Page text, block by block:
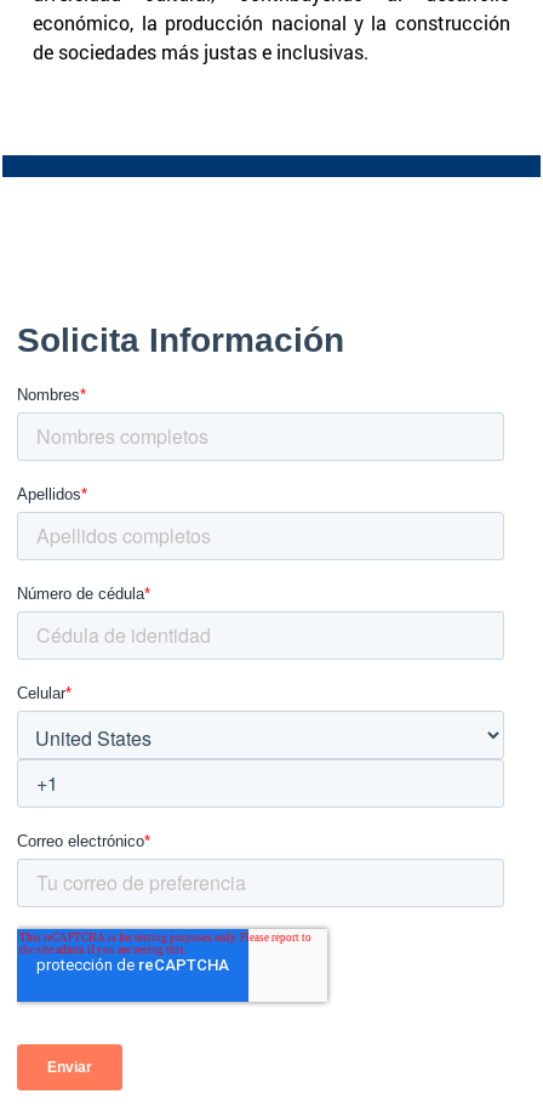
económico, la producción nacional y la construcción
de sociedades más justas e inclusivas.